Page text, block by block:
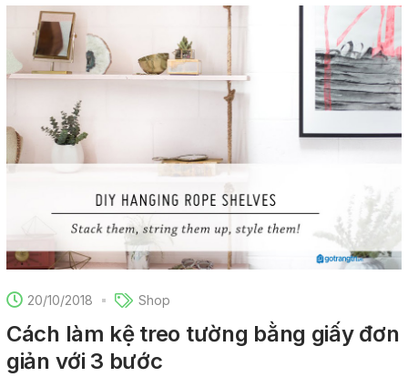
20/10/2018 Shop
Cách làm kệ treo tường bằng giấy đơn
giản với 3 bước